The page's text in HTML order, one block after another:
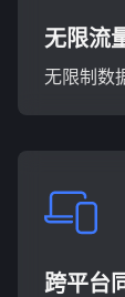
无限流
无限制数
跨平台